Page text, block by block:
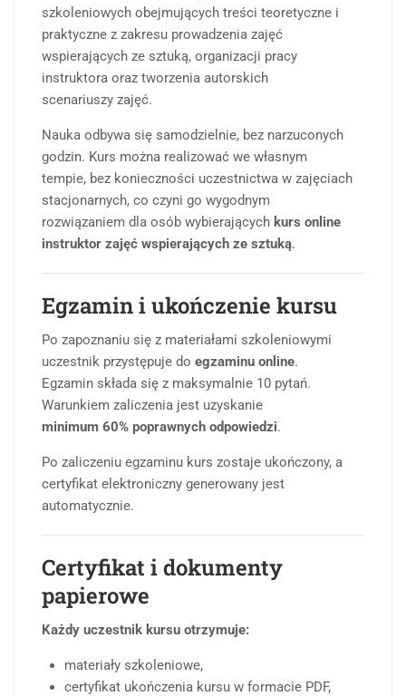
szkoleniowych obejmujących treści teoretyczne i
praktyczne z zakresu prowadzenia zajęć
wspierających ze sztuką, organizacji pracy
instruktora oraz tworzenia autorskich
scenariuszy zajęć.
Nauka odbywa się samodzielnie, bez narzuconych
godzin. Kurs można realizować we własnym
tempie, bez konieczności uczestnictwa w zajęciach
stacjonarnych, co czyni go wygodnym
rozwiązaniem dla osób wybierających kurs online
instruktor zajęć wspierających ze sztuką.
Egzamin i ukończenie kursu
Po zapoznaniu się z materiałami szkoleniowymi
uczestnik przystępuje do egzaminu online.
Egzamin składa się z maksymalnie 10 pytań.
Warunkiem zaliczenia jest uzyskanie
minimum 60% poprawnych odpowiedzi.
Po zaliczeniu egzaminu kurs zostaje ukończony, a
certyfikat elektroniczny generowany jest
automatycznie.
Certyfikat i dokumenty
papierowe
Każdy uczestnik kursu otrzymuje:
materiały szkoleniowe,
certyfikat ukończenia kursu w formacie PDF,